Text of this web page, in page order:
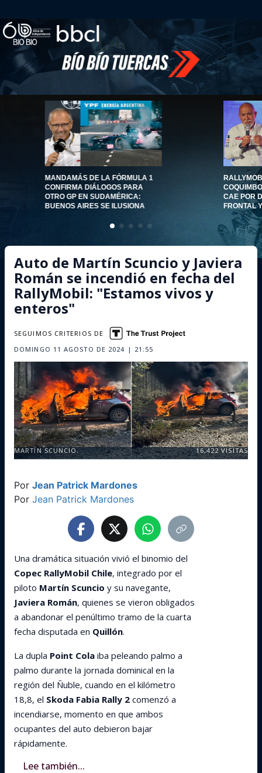
MANDAMÁS DE LA FÓRMULA 1
CONFIRMA DIÁLOGOS PARA
OTRO GP EN SUDAMÉRICA:
BUENOS AIRES SE ILUSIONA
CAE POR
FRONTAL
Auto de Martín Scuncio y Javiera
Román se incendió en fecha del
RallyMobil: "Estamos vivos y
enteros"
DOMINGO 11 AGOSTO DE 2024 | 21:55
SEGUIMOS CRITERIOS DE
MARTÍN SCUNCIO. 16,422VISITAS
Por Jean Patrick Mardones
Por Jean Patrick Mardones
Una dramática situación vivió el binomio del
Copec RallyMobil Chile, integrado por el
piloto Martín Scuncio y su navegante,
Javiera Román, quienes se vieron obligados
a abandonar el penúltimo tramo de la cuarta
fecha disputada en Quillón.
La dupla Point Cola iba peleando palmo a
palmo durante la jornada dominical en la
región del Ñuble, cuando en el kilómetro
18,8, el Skoda Fabia Rally 2 comenzó a
incendiarse, momento en que ambos
ocupantes del auto debieron bajar
rápidamente.
Lee también...